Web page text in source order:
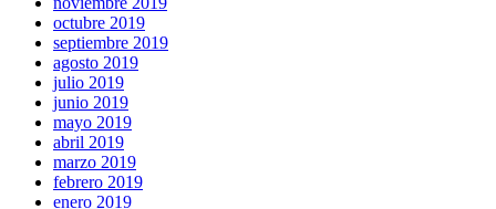
octubre 2019
septiembre 2019
agosto 2019
julio 2019
junio 2019
mayo 2019
abril 2019
marzo 2019
febrero 2019
enero 2019